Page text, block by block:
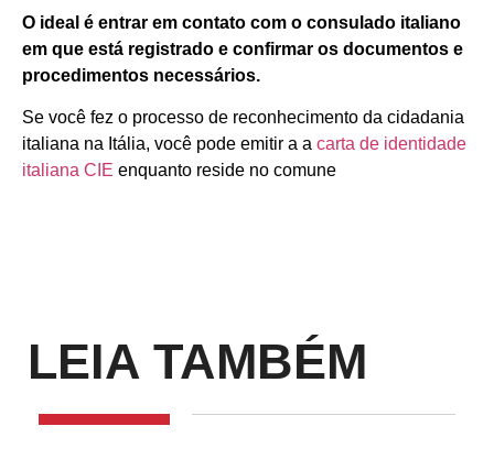
O ideal é entrar em contato com o consulado italiano
em que está registrado e confirmar os documentos e
procedimentos necessários.
Se você fez o processo de reconhecimento da cidadania
italiana na Itália, você pode emitir a a carta de identidade
italiana CIE enquanto reside no comune
LEIA TAMBÉM